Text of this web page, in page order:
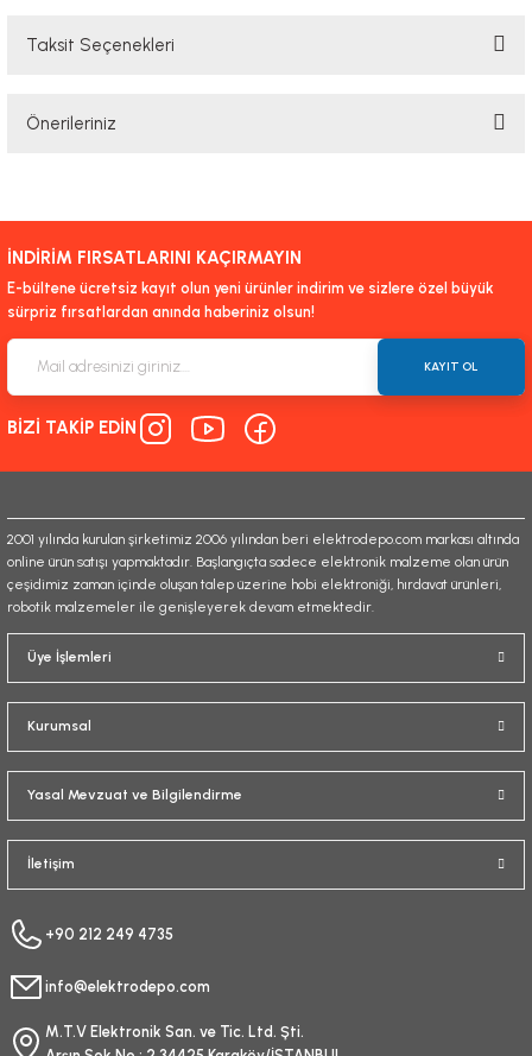
Taksit Seçenekleri
Önerileriniz
yetersiz gördüğünüz noktaları öneri formunu kullanarak tarafımıza
iletebilirsiniz.
Görüş ve önerileriniz için teşekkür ederiz.
Ürün açıklamasında eksik bilgiler bulunuyor.
Ürün bilgilerinde hatalar bulunuyor.
Ürün fiyatı diğer sitelerden daha pahalı.
Gönder
İNDİRİM FIRSATLARINI KAÇIRMAYIN
E-bültene ücretsiz kayıt olun yeni ürünler indirim ve sizlere özel büyük
sürpriz fırsatlardan anında haberiniz olsun!
KAYIT OL
BİZİ TAKİP EDİN
2001 yılında kurulan şirketimiz 2006 yılından beri elektrodepo.com markası altında
online ürün satışı yapmaktadır. Başlangıçta sadece elektronik malzeme olan ürün
çeşidimiz zaman içinde oluşan talep üzerine hobi elektroniği, hırdavat ürünleri,
robotik malzemeler ile genişleyerek devam etmektedir.
Üye İşlemleri
Kurumsal
Yasal Mevzuat ve Bilgilendirme
İletişim
+90 212 249 4735
info@elektrodepo.com
M.T.V Elektronik San. ve Tic. Ltd. Şti.